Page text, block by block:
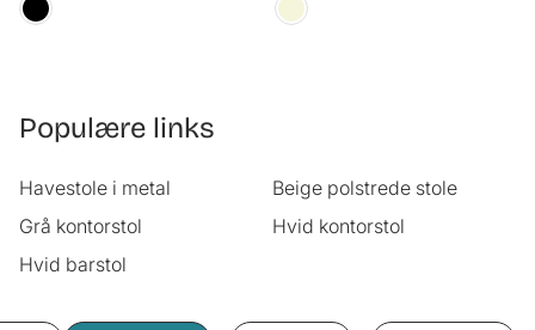
Populære links
Havestole i metal
Beige polstrede stole
Grå kontorstol
Hvid kontorstol
Hvid barstol